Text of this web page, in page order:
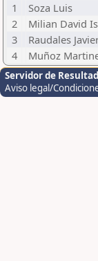
1
Soza Luis
2
Milian David
3
Raudales
4
Muñoz
Servidor de
Aviso legal/